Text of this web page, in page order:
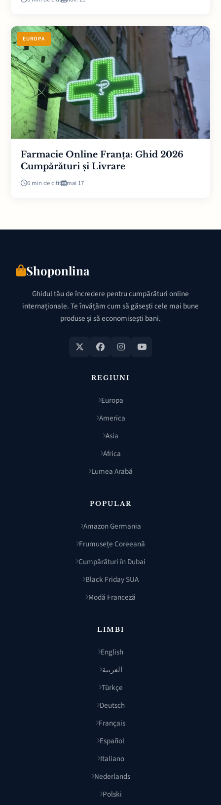
EUROPA
Farmacie Online Franța: Ghid 2026
Cumpărături și Livrare
6 min de citit mai 17
Shoponlina
Ghidul tău de încredere pentru cumpărături online
internaționale. Te învățăm cum să găsești cele mai bune
produse și să economisești bani.
REGIUNI
Europa
America
Asia
Africa
Lumea Arabă
POPULAR
Amazon Germania
Frumusețe Coreeană
Cumpărături în Dubai
Black Friday SUA
Modă Franceză
LIMBI
English
العربية
Türkçe
Deutsch
Français
Español
Italiano
Nederlands
Polski